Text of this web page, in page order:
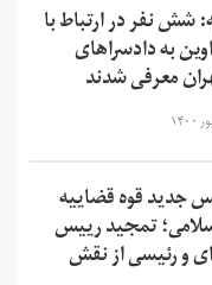
شش نفر در ارتباط با
به دادسرا‌های
معرفی شدند
جدید قوه قضاییه
تمجید رییس
و رئیسی از نقش